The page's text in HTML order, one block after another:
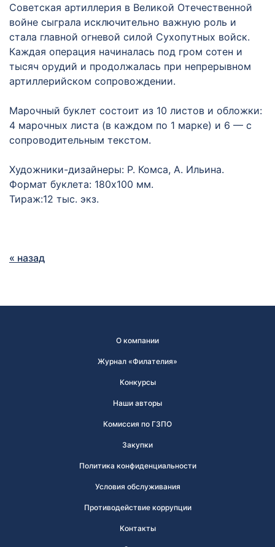
Советская артиллерия в Великой Отечественной
войне сыграла исключительно важную роль и
стала главной огневой силой Сухопутных войск.
Каждая операция начиналась под гром сотен и
тысяч орудий и продолжалась при непрерывном
артиллерийском сопровождении.
Марочный буклет состоит из 10 листов и обложки:
4 марочных листа (в каждом по 1 марке) и 6 — с
сопроводительным текстом.
Художники-дизайнеры: Р. Комса, А. Ильина.
Формат буклета: 180х100 мм.
Тираж:12 тыс. экз.
« назад
О компании
Журнал «Филателия»
Конкурсы
Наши авторы
Комиссия по ГЗПО
Закупки
Политика конфиденциальности
Условия обслуживания
Противодействие коррупции
Контакты